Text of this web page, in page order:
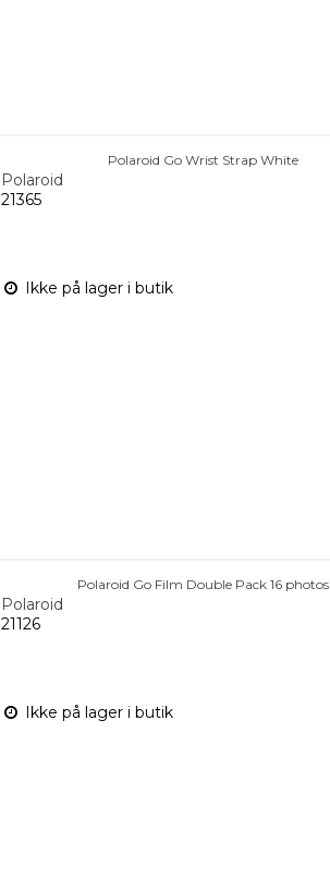
Polaroid Go Wrist Strap White
Polaroid
21365
Ikke på lager i butik
Polaroid Go Film Double Pack 16 photos
Polaroid
21126
Ikke på lager i butik